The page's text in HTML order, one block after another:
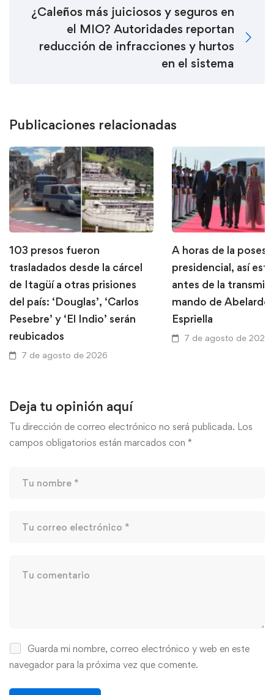
¿Caleños más juiciosos y seguros en
el MIO? Autoridades reportan
reducción de infracciones y hurtos
en el sistema
Publicaciones relacionadas
103 presos fueron
trasladados desde la cárcel
de Itagüí a otras prisiones
del país: ‘Douglas’, ‘Carlos
Pesebre’ y ‘El Indio’ serán
reubicados
7 de agosto de 2026
A horas de la
presidencial, así
antes de la
mando de Abelardo
Espriella
7 de agosto de 2026
Deja tu opinión aquí
Tu dirección de correo electrónico no será publicada. Los
campos obligatorios están marcados con *
Guarda mi nombre, correo electrónico y web en este
navegador para la próxima vez que comente.